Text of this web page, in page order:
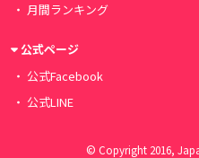
月間ランキング
公式ページ
公式Facebook
公式LINE
© Copyright 2016,